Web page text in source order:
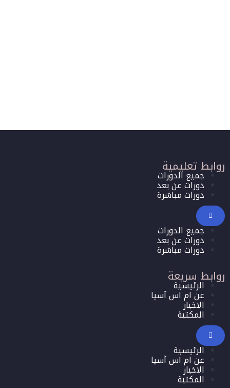
روابط تعليمية
جميع الدورات
دورات عن بعد
دورات مباشرة
جميع الدورات
دورات عن بعد
دورات مباشرة
روابط سريعة
الرئيسية
عن ام اس آسيا
الاخبار
المكتبة
الرئيسية
عن ام اس آسيا
الاخبار
المكتبة